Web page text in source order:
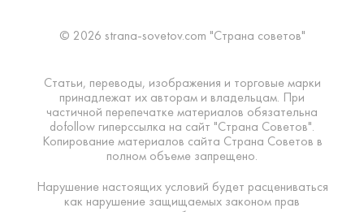
© 2026 strana-sovetov.com "Страна советов"
Статьи, переводы, изображения и торговые марки
принадлежат их авторам и владельцам. При
частичной перепечатке материалов обязательна
dofollow гиперссылка на сайт "Страна Советов".
Копирование материалов сайта Страна Советов в
полном объеме запрещено.
Нарушение настоящих условий будет расцениваться
как нарушение защищаемых законом прав